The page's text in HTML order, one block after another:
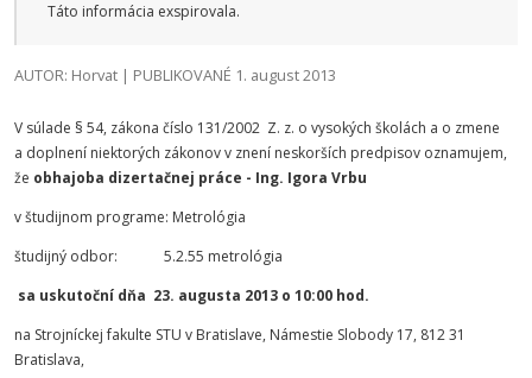
Táto informácia exspirovala.
AUTOR: Horvat | PUBLIKOVANÉ 1. august 2013
V súlade § 54, zákona číslo 131/2002 Z. z. o vysokých školách a o zmene
a doplnení niektorých zákonov v znení neskorších predpisov oznamujem,
že obhajoba dizertačnej práce - Ing. Igora Vrbu
v študijnom programe: Metrológia
študijný odbor: 5.2.55 metrológia
sa uskutoční dňa 23. augusta 2013 o 10:00 hod.
na Strojníckej fakulte STU v Bratislave, Námestie Slobody 17, 812 31
Bratislava,